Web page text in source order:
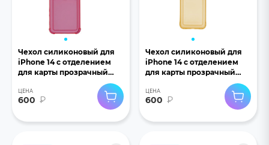
Чехол силиконовый для
iPhone 14 с отделением
для карты прозрачный
ЦЕНА
600 ₽
Чехол силиконовый для
iPhone 14 с отделением
для карты прозрачный
ЦЕНА
600 ₽